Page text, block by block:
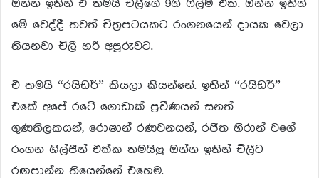
ඔන්න ඉතින් ඒ තමයි චිලීගේ 9නි ෆිල්ම් එක. ඔන්න ඉතින්
මේ වෙද්දී තවත් චිත්‍රපටයකට රංගනයෙන් දායක වෙලා
තියනවා චිලී හරි අපූරුවට.
එ තමයි “රයිඩර්” කියලා කියන්නේ. ඉතින් “රයිඩර්”
එකේ අපේ රටේ ගොඩාක් ප්‍රවීණයන් සනත්
ගුණතිලකයන්, රොෂාන් රණවනයන්, රජිත හිරාන් වගේ
රංගන ශිල්පීන් එක්ක තමයිලු ඔන්න ඉතින් චිලීට
රඟපාන්න තියෙන්නේ එහෙම.